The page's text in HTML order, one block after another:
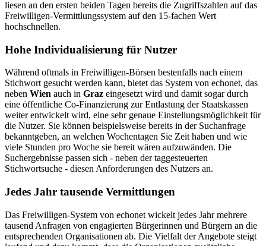
liesen an den ersten beiden Tagen bereits die Zugriffszahlen auf das
Freiwilligen-Vermittlungssystem auf den 15-fachen Wert
hochschnellen.
Hohe Individualisierung für Nutzer
Während oftmals in Freiwilligen-Börsen bestenfalls nach einem
Stichwort gesucht werden kann, bietet das System von echonet, das
neben Wien auch in Graz eingesetzt wird und damit sogar durch
eine öffentliche Co-Finanzierung zur Entlastung der Staatskassen
weiter entwickelt wird, eine sehr genaue Einstellungsmöglichkeit für
die Nutzer. Sie können beispielsweise bereits in der Suchanfrage
bekanntgeben, an welchen Wochentagen Sie Zeit haben und wie
viele Stunden pro Woche sie bereit wären aufzuwänden. Die
Suchergebnisse passen sich - neben der taggesteuerten
Stichwortsuche - diesen Anforderungen des Nutzers an.
Jedes Jahr tausende Vermittlungen
Das Freiwilligen-System von echonet wickelt jedes Jahr mehrere
tausend Anfragen von engagierten Bürgerinnen und Bürgern an die
entsprechenden Organisationen ab. Die Vielfalt der Angebote steigt